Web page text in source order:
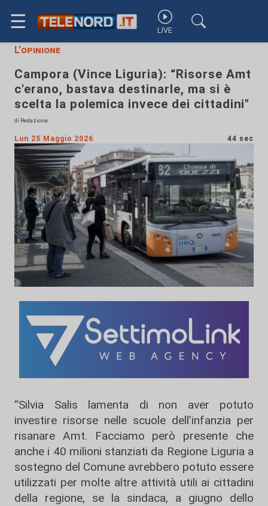
☰ LIVE
L'opinione
Campora (Vince Liguria): “Risorse Amt
c'erano, bastava destinarle, ma si è
scelta la polemica invece dei cittadini"
di Redazione
Lun 25 Maggio 2026 44 sec
“Silvia Salis lamenta di non aver potuto
investire risorse nelle scuole dell’infanzia per
risanare Amt. Facciamo però presente che
anche i 40 milioni stanziati da Regione Liguria a
sostegno del Comune avrebbero potuto essere
utilizzati per molte altre attività utili ai cittadini
della regione, se la sindaca, a giugno dello